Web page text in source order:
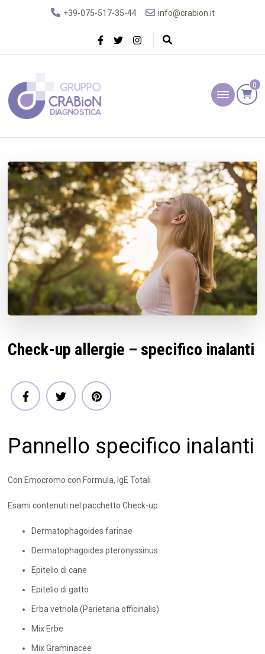
+39-075-517-35-44 info@crabion.it
Gruppo Crabion
Diagnostica
0
Check-up allergie – specifico inalanti
Pannello specifico inalanti
Con Emocromo con Formula, IgE Totali
Esami contenuti nel pacchetto Check-up:
Dermatophagoides farinae
Dermatophagoides pteronyssinus
Epitelio di cane
Epitelio di gatto
Erba vetriola (Parietaria officinalis)
Mix Erbe
Mix Graminacee